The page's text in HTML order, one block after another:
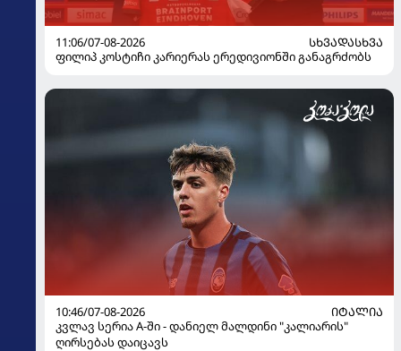
11:06/07-08-2026
ᲡᲮᲕᲐᲓᲐᲡᲮᲕᲐ
ფილიპ კოსტიჩი კარიერას ერედივიონში განაგრძობს
10:46/07-08-2026
ᲘᲢᲐᲚᲘᲐ
კვლავ სერია A-ში - დანიელ მალდინი "კალიარის"
ღირსებას დაიცავს